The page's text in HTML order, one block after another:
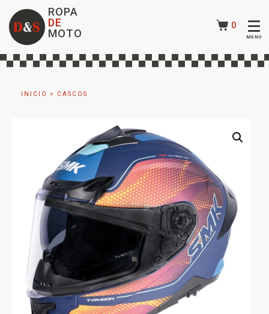
ROPA
DE
MOTO
0
INICIO > CASCOS